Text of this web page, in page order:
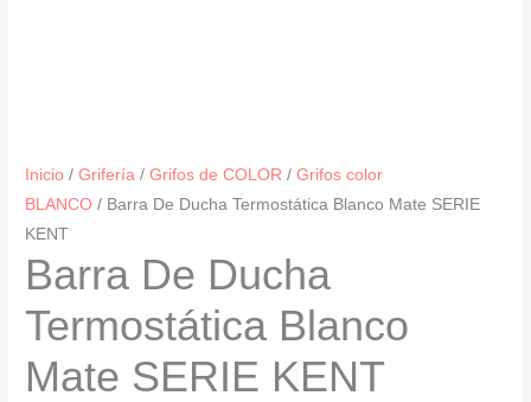
Inicio /Grifería /Grifos de COLOR /Grifos color
BLANCO / Barra De Ducha Termostática Blanco Mate SERIE
KENT
Barra De Ducha
Termostática Blanco
Mate SERIE KENT